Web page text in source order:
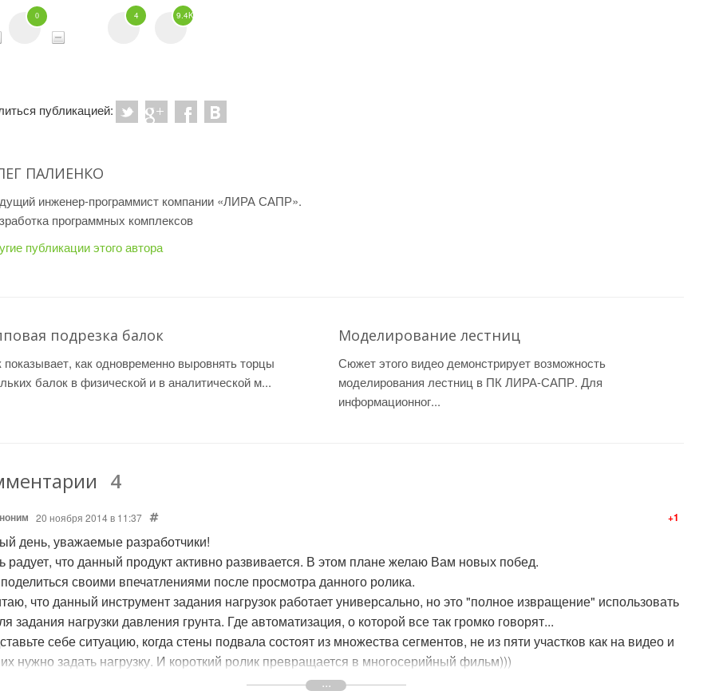
0 4 9.4K
публикацией:
ПАЛИЕНКО
инженер-программист компании «ЛИРА САПР».
программных комплексов
публикации этого автора
подрезка балок
показывает, как одновременно выровнять торцы
балок в физической и в аналитической м...
Моделирование лестниц
Сюжет этого видео демонстрирует возможность
моделирования лестниц в ПК ЛИРА-САПР. Для
информационног...
4
20 ноября 2014 в 11:37 +1
день, уважаемые разработчики!
радует, что данный продукт активно развивается. В этом плане желаю Вам новых побед.
своими впечатлениями после просмотра данного ролика.
что данный инструмент задания нагрузок работает универсально, но это "полное извращение" использовать
задания нагрузки давления грунта. Где автоматизация, о которой все так громко говорят...
себе ситуацию, когда стены подвала состоят из множества сегментов, не из пяти участков как на видео и
нужно задать нагрузку. И короткий ролик превращается в многосерийный фильм)))
нельзя было реализовать простой механизм задания, например, указать аналитический уровень от которого